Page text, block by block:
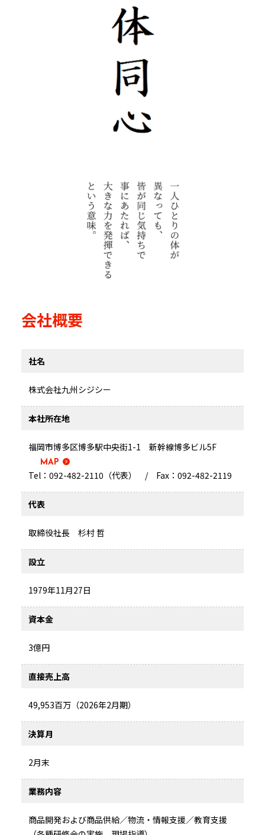
会社概要
社名
株式会社九州シジシー
本社所在地
福岡市博多区博多駅中央街1-1 新幹線博多ビル5F
MAP
Tel：092-482-2110（代表） / Fax：092-482-2119
代表
取締役社長 杉村 哲
設立
1979年11月27日
資本金
3億円
直接売上高
49,953百万（2026年2月期）
決算月
2月末
業務内容
商品開発および商品供給／物流・情報支援／教育支援